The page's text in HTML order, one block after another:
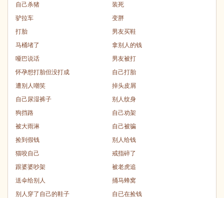
自己杀猪
装死
驴拉车
变胖
打胎
男友买鞋
马桶堵了
拿别人的钱
哑巴说话
男友被打
怀孕想打胎但没打成
自己打胎
遭别人嘲笑
掉头皮屑
自己尿湿裤子
别人纹身
狗挡路
自己劝架
被大雨淋
自己被骗
捡到假钱
别人给钱
猫咬自己
戒指碎了
跟婆婆吵架
被老虎追
送伞给别人
捅马蜂窝
别人穿了自己的鞋子
自已在捡钱